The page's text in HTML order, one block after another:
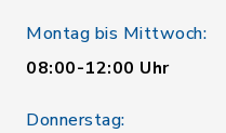
Montag bis Mittwoch:
08:00-12:00 Uhr
Donnerstag: